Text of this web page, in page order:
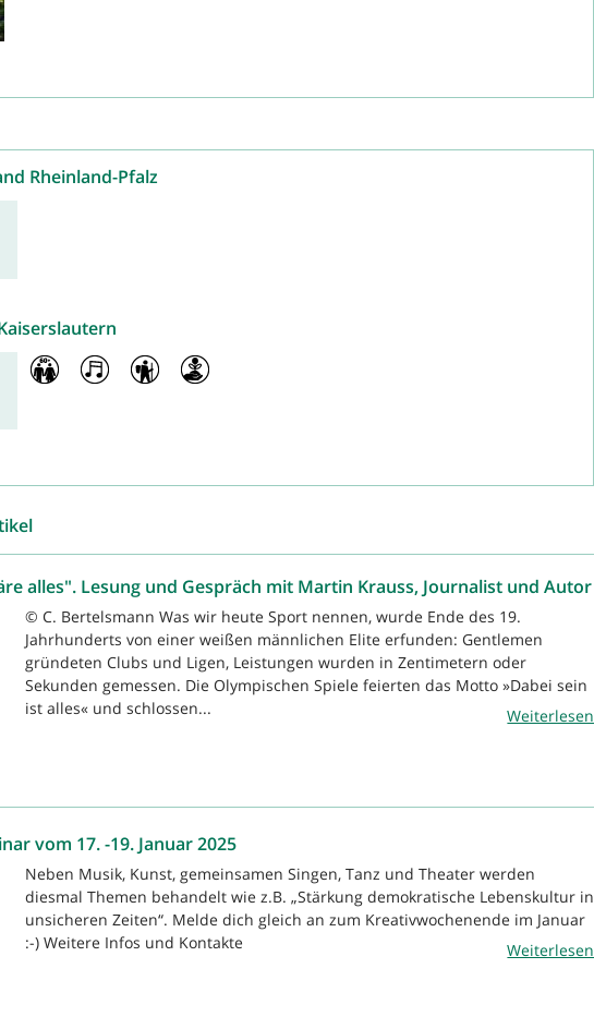
Rheinland-Pfalz
alles". Lesung und Gespräch mit Martin Krauss, Journalist und Autor
© C. Bertelsmann Was wir heute Sport nennen, wurde Ende des 19.
Jahrhunderts von einer weißen männlichen Elite erfunden: Gentlemen
gründeten Clubs und Ligen, Leistungen wurden in Zentimetern oder
Sekunden gemessen. Die Olympischen Spiele feierten das Motto »Dabei sein
ist alles« und schlossen...
Weiterlesen
vom 17. -19. Januar 2025
Neben Musik, Kunst, gemeinsamen Singen, Tanz und Theater werden
diesmal Themen behandelt wie z.B. „Stärkung demokratische Lebenskultur in
unsicheren Zeiten“. Melde dich gleich an zum Kreativwochenende im Januar
:-) Weitere Infos und Kontakte
Weiterlesen